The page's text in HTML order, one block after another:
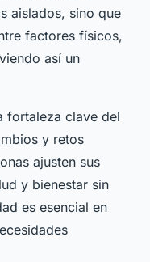
aislados, sino que
factores físicos,
así un
fortaleza clave del
y retos
ajusten sus
y bienestar sin
es esencial en